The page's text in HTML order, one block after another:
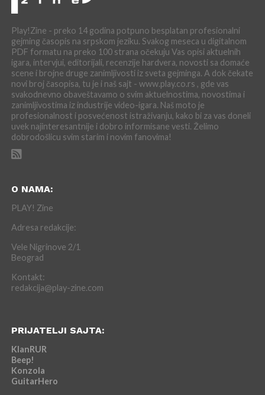
Play!Zine - preko 14 godina potpuno besplatan profesionalni
gejming časopis na srpskom jeziku. Svakog meseca u digitalnom
PDF formatu na preko 100 strana očekuju Vas opisi aktuelnih
igara, intervjui, editorijali, recenzije hardvera, novosti sa domaće
scene i brojne druge zanimljivosti iz sveta gejminga. A dok čekate
novi broj časopisa, tu je i naš sajt - www.play.co.rs , gde vas
svakodnevno obaveštavamo o svim aktuelnostima, novostima i
zanimljivostima iz industrije video-igara. Naš moto je
profesionalnost i posvećenost istraživanju, kako bi za vas doneli
uvek najinteresantnije i dobro informisane vesti. Želimo
dobrodošlicu svim starim i novim fanovima!
O NAMA:
PLAY! Zine
Adresa redakcije:
Vele Nigrinove 2/1
Beograd
Kontakt:
redakcija@play-zine.com
PRIJATELJI SAJTA:
KlanRUR
Beep!
Konzola
GuitarHero